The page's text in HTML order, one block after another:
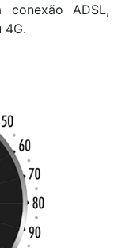
ADSL,
4G.